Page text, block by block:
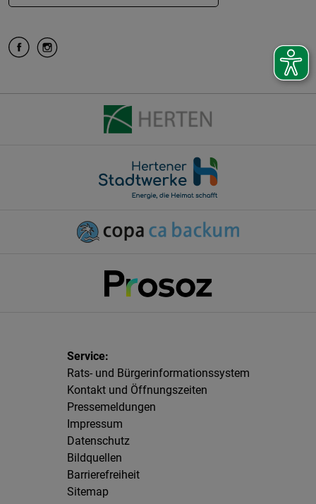
Rats- und Bürgerinformationssystem
Kontakt und Öffnungszeiten
Pressemeldungen
Impressum
Datenschutz
Bildquellen
Barrierefreiheit
Sitemap